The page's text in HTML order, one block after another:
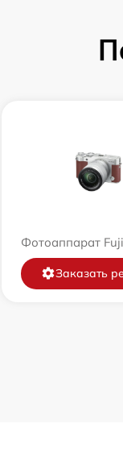
Фотоаппарат
Заказать